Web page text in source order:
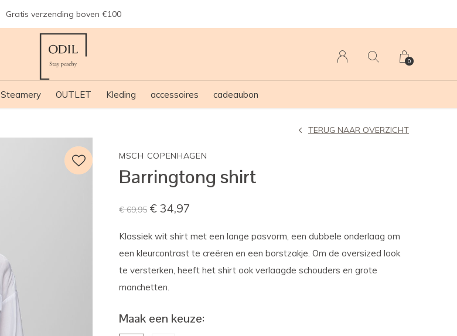
Steamery OUTLET Kleding accessoires cadeaubon
0
Gratis verzending boven €100
MSCH COPENHAGEN
Barringtong shirt
TERUG NAAR OVERZICHT
€ 69,95 € 34,97
Klassiek wit shirt met een lange pasvorm, een dubbele onderlaag om
een ​​kleurcontrast te creëren en een borstzakje. Om de oversized look
te versterken, heeft het shirt ook verlaagde schouders en grote
manchetten.
Maak een keuze: